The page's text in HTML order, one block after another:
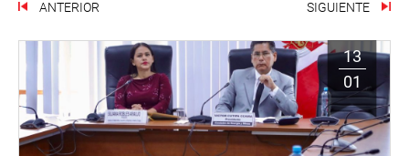
ANTERIOR SIGUIENTE
13
01